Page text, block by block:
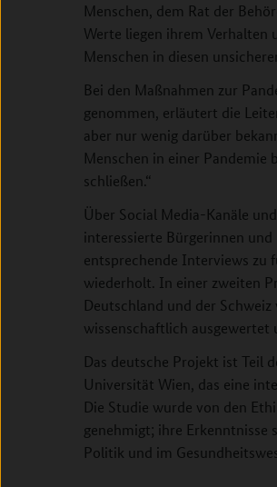
Menschen, dem Rat der
Werte liegen ihrem Verhalten
Menschen in diesen
Bei den Maßnahmen zur
genommen, erläutert die
aber nur wenig darüber
Menschen in einer Pandemie
schließen.“
Über Social Media-Kanäle
interessierte Bürgerinnen
entsprechende Interviews zu
wiederholt. In einer zweiten
Deutschland und der
wissenschaftlich ausgewertet
Das deutsche Projekt ist Teil
Universität Wien, das eine
Die Studie wurde von den
genehmigt; ihre Erkenntnisse
Politik und im